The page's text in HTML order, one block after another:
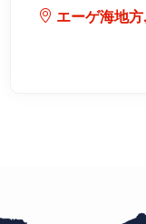
エーゲ海地